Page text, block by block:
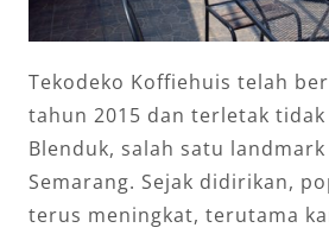
Tekodeko Koffiehuis telah
tahun 2015 dan terletak
Blenduk, salah satu
Semarang. Sejak didirikan,
terus meningkat, terutama